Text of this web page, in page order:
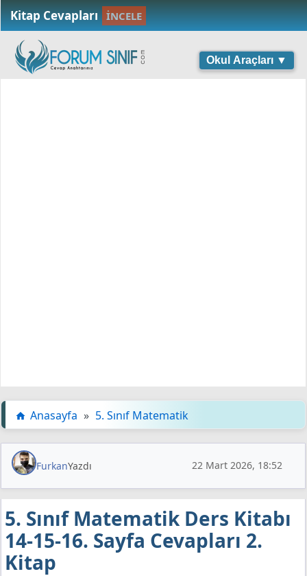
Kitap Cevapları İNCELE
Okul Araçları ▼
Anasayfa » 5. Sınıf Matematik
FurkanYazdı 22 Mart 2026, 18:52
5. Sınıf Matematik Ders Kitabı
14-15-16. Sayfa Cevapları 2.
Kitap